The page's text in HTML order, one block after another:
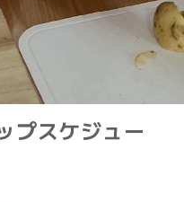
プスケジュー